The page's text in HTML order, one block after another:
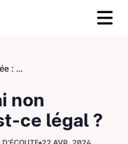
?
non
ce légal ?